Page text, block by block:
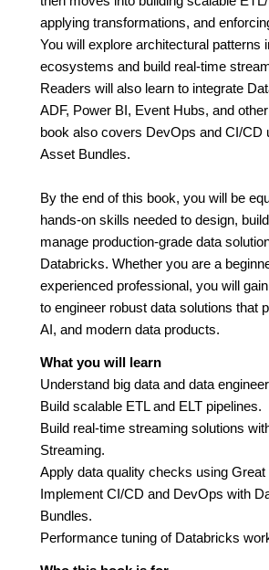
applying transformations, and
You will explore architectural patterns
ecosystems and build real-time
Readers will also learn to integrate
ADF, Power BI, Event Hubs, and
book also covers DevOps and CI/CD
Asset Bundles.
By the end of this book, you will be
hands-on skills needed to design,
manage production-grade data
Databricks. Whether you are a
experienced professional, you will
to engineer robust data solutions that
AI, and modern data products.
What you will learn
Understand big data and data
Build scalable ETL and ELT pipelines.
Build real-time streaming solutions
Streaming.
Apply data quality checks using
Implement CI/CD and DevOps with
Bundles.
Performance tuning of Databricks